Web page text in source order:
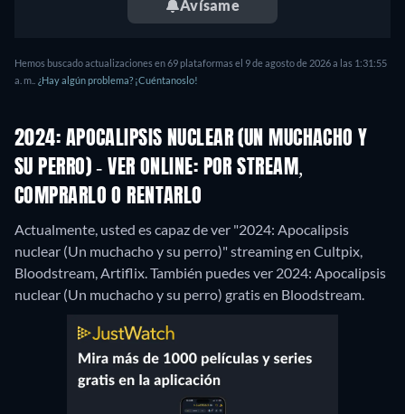
Avísame
Hemos buscado actualizaciones en 69 plataformas el 9 de agosto de 2026 a las 1:31:55
a. m..
¿Hay algún problema? ¡Cuéntanoslo!
2024: APOCALIPSIS NUCLEAR (UN MUCHACHO Y
SU PERRO) - VER ONLINE: POR STREAM,
COMPRARLO O RENTARLO
Actualmente, usted es capaz de ver "2024: Apocalipsis
nuclear (Un muchacho y su perro)" streaming en Cultpix,
Bloodstream, Artiflix.También puedes ver 2024: Apocalipsis
nuclear (Un muchacho y su perro) gratis en Bloodstream.